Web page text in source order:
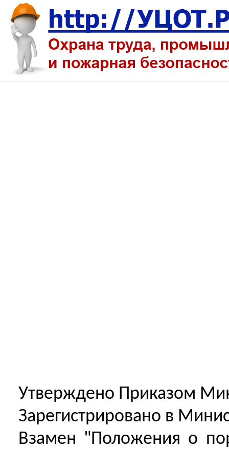
Утверждено Приказом
Зарегистрировано в
Взамен "Положения о